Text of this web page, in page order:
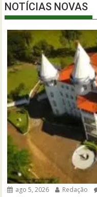
NOTÍCIAS NOVAS
ago 5, 2026 Redação